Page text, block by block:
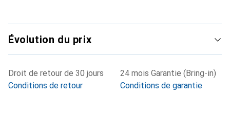
Évolution du prix
Droit de retour de 30 jours
Conditions de retour
24 mois Garantie (Bring-in)
Conditions de garantie